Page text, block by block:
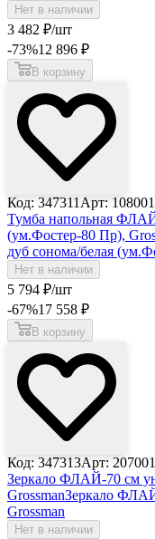
Нет в наличии
3 482 ₽/шт
-73%12 896 ₽
В корзину
Код: 347311 Арт: 108001
Тумба напольная
(ум.Фостер-80 Пр),
дуб сонома/белая
Нет в наличии
5 794 ₽/шт
-67%17 558 ₽
В корзину
Код: 347313Арт: 207001
Зеркало ФЛАЙ-70 см
GrossmanЗеркало
Grossman
Нет в наличии